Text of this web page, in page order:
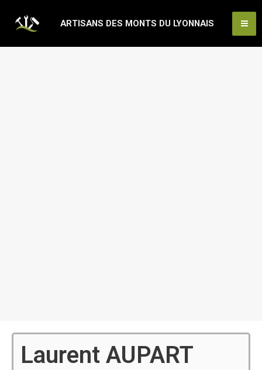
ARTISANS DES MONTS DU LYONNAIS
Laurent AUPART